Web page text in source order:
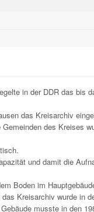
in der DDR das bis
das Kreisarchiv
des Kreises
und damit die
Boden im
Kreisarchiv wurde in
musste in den